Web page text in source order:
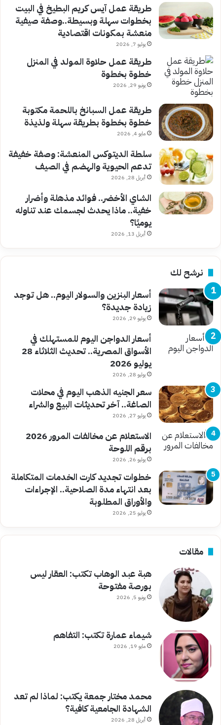
طريقة عمل آيس كريم البطيخ في البيت
بخطوات سهلة وبسيطة..وصفة صيفية
منعشة بمكونات اقتصادية
يوليو 7, 2026
طريقة عمل حلاوة المولد في المنزل
خطوة بخطوة
يونيو 29, 2026
طريقة عمل السبانخ باللحمة مكتوبة
خطوة بخطوة بطريقة سهلة ولذيذة
مايو 4, 2026
سلطة الديتوكس المنعشة: وصفة خفيفة
تدعم الحيوية والهضم في الصيف
أبريل 28, 2026
الشاي الأخضر.. فوائد مذهلة وأضرار
خفية.. ماذا يحدث لجسمك عند تناوله
يوميًا؟
أبريل 13, 2026
نرشح لك
أسعار البنزين والسولار اليوم.. هل توجد
زيادة جديدة؟
يوليو 29, 2026
أسعار الدواجن اليوم للمستهلك في
الأسواق المصرية.. تحديث الثلاثاء 28
يوليو 2026
يوليو 28, 2026
سعر الجنيه الذهب اليوم في محلات
الصاغة.. آخر تحديثات البيع والشراء
يوليو 27, 2026
الاستعلام عن مخالفات المرور 2026
برقم اللوحة
يوليو 26, 2026
خطوات تجديد كارت الخدمات المتكاملة
بعد انتهاء مدة الصلاحية.. الإجراءات
والأوراق المطلوبة
يوليو 25, 2026
مقالات
هبة عبد الوهاب تكتب: العقار ليس
بورصة مفتوحة
يونيو 5, 2026
شيماء عمارة تكتب: التفاهم
مايو 19, 2026
محمد مختار جمعة يكتب: لماذا لم تعد
الشهادة الجامعية كافية؟
أبريل 28, 2026